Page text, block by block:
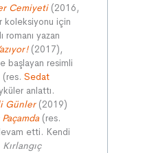
Cemiyeti (2016,
koleksiyonu için
romanı yazan
! (2017),
başlayan resimli
(res. Sedat
anlattı.
Günler (2019)
(res.
etti. Kendi
Kırlangıç